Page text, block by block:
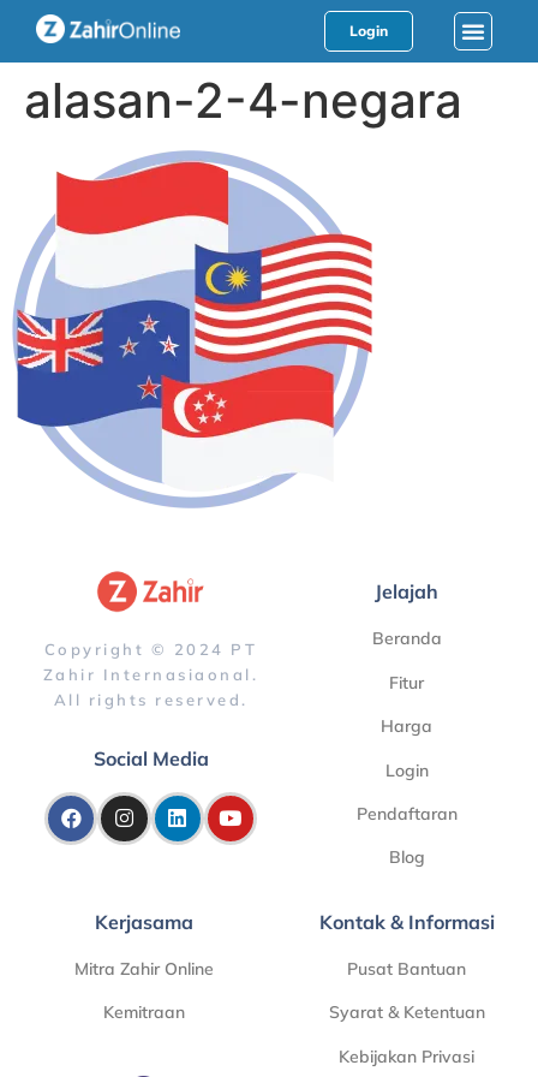
Login
alasan-2-4-negara
Copyright © 2024 PT
Zahir Internasiaonal.
All rights reserved.
Social Media
Jelajah
Beranda
Fitur
Harga
Login
Pendaftaran
Blog
Kerjasama
Mitra Zahir Online
Kemitraan
Kontak & Informasi
Pusat Bantuan
Syarat & Ketentuan
Kebijakan Privasi